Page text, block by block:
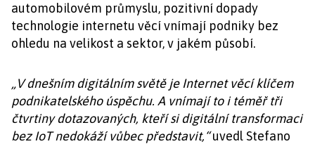
automobilovém průmyslu, pozitivní dopady
technologie internetu věcí vnímají podniky bez
ohledu na velikost a sektor, v jakém působí.
„V dnešním digitálním světě je Internet věcí klíčem
podnikatelského úspěchu. A vnímají to i téměř tři
čtvrtiny dotazovaných, kteří si digitální transformaci
bez IoT nedokáží vůbec představit,“uvedl Stefano